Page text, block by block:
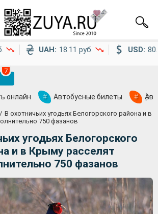
UAH: 18.11 руб. USD:
7
онлайн # Автобусные билеты #
В охотничьих угодьях Белогорского района и в
750 фазанов
угодьях Белогорского
и в Крыму расселят
750 фазанов